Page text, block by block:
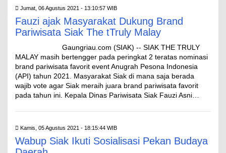
Jumat, 06 Agustus 2021 - 13:10:57 WIB
Fauzi ajak Masyarakat Dukung Brand
Pariwisata Siak The tTruly Malay
Gaungriau.com (SIAK) -- SIAK THE TRULY
MALAY masih bertengger pada peringkat 2 teratas nominasi
brand pariwisata favorit event Anugrah Pesona Indonesia
(API) tahun 2021. Masyarakat Siak di mana saja berada
wajib vote agar Siak meraih juara brand pariwisata favorit
pada tahun ini. Kepala Dinas Pariwisata Siak Fauzi Asni…
Kamis, 05 Agustus 2021 - 18:15:44 WIB
Wabup Siak Ikuti Sosialisasi Pekan Budaya